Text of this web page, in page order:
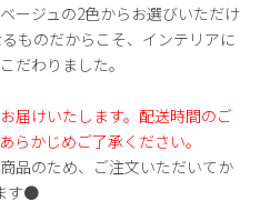
ージュの2色からお選びいただけ
ものだからこそ、インテリアに
だわりました。
届けいたします。配送時間のご
らかじめご了承ください。
品のため、ご注文いただいてか
す●